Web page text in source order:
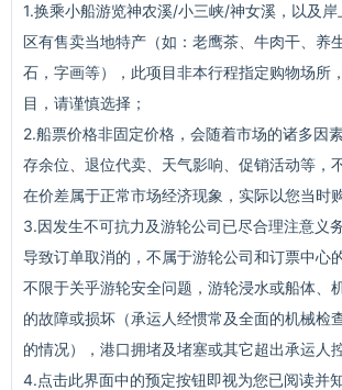
1.换乘小船游览神农溪/小三峡/神女溪，以及
区有售卖当地特产（如：老鹰茶、牛肉干、养
石，字画等），此项目非本行程指定购物场所
目，请谨慎选择；
2.船票价格非固定价格，会随着市场的诸多因
存余位、退位代卖、天气影响、促销活动等，
在价差属于正常市场经济现象，实际以您当时
3.因发生不可抗力及游轮公司已尽合理注意义
导致订单取消的，不属于游轮公司和订票中心
不限于关乎游轮安全问题，游轮浸水或船体、
的故障或损坏（承运人经惯常及全面的机械检
的情况），港口拥堵及堵塞或其它超出承运人
4.点击此界面中的预定按钮即视为您已阅读并